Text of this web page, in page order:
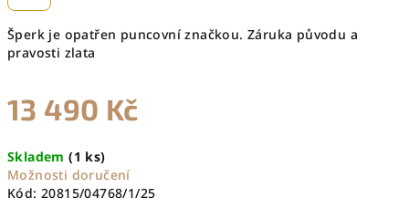
Šperk je opatřen puncovní značkou. Záruka původu a
pravosti zlata
13 490 Kč
cena:
Skladem(1 ks)
Možnosti doručení
Kód: 20815/04768/1/25